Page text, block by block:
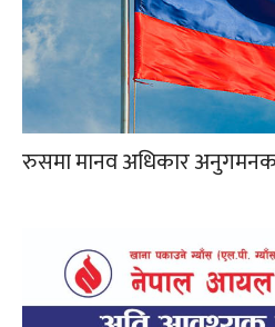
रुसमा मानव अधिकार